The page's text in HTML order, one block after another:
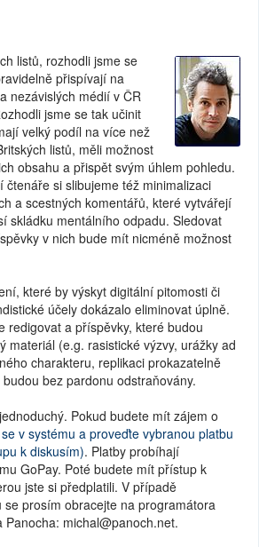
listů, rozhodli jsme se
přispívají na
nezávislých médií v ČR
jsme se tak učinit
velký podíl na více než
listů, měli možnost
obsahu a přispět svým úhlem pohledu.
si slibujeme též minimalizaci
a scestných komentářů, které vytvářejí
skládku mentálního odpadu. Sledovat
v nich bude mít nicméně možnost
které by výskyt digitální pitomosti či
účely dokázalo eliminovat úplně.
redigovat a příspěvky, které budou
materiál (e.g. rasistické výzvy, urážky ad
charakteru, replikaci prokazatelně
bez pardonu odstraňovány.
Pokud budete mít zájem o
v systému a proveďte vybranou platbu
k diskusím). Platby probíhají
GoPay. Poté budete mít přístup k
jste si předplatili. V případě
se prosím obracejte na programátora
Panocha: michal@panoch.net.